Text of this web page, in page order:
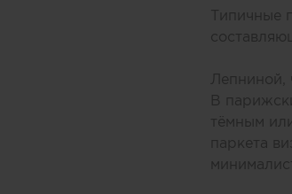
Типичные
Лепниной,
В
тёмным
паркета